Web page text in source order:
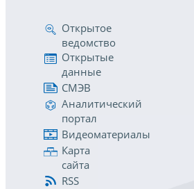
Открытое
ведомство
Открытые
данные
СМЭВ
Аналитический
портал
Видеоматериалы
Карта
сайта
RSS